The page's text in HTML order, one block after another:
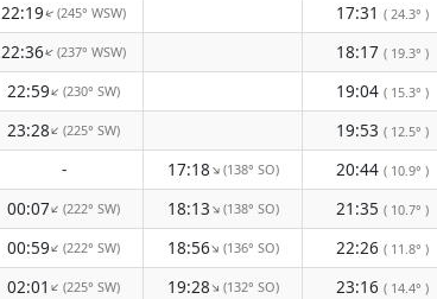
22:19↑(245° WSW) 17:31 ( 24.3° )
22:36↑(237° WSW) 18:17 ( 19.3° )
22:59↑(230° SW) 19:04 ( 15.3° )
23:28↑(225° SW) 19:53 ( 12.5° )
- 17:18↑(138° SO) 20:44 ( 10.9° )
00:07↑(222° SW) 18:13↑(138° SO) 21:35 ( 10.7° )
00:59↑(222° SW) 18:56↑(136° SO) 22:26 ( 11.8° )
02:01↑(225° SW) 19:28↑(132° SO) 23:16 ( 14.4° )